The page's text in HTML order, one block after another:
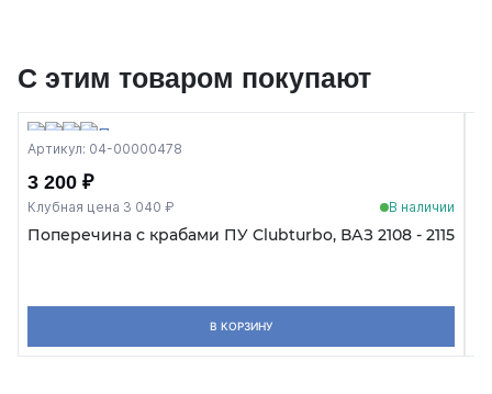
С этим товаром покупают
Артикул: 04-00000478
3 200 ₽
Клубная цена 3 040 ₽ В наличии
Поперечина с крабами ПУ Clubturbo, ВАЗ 2108 - 2115
В КОРЗИНУ